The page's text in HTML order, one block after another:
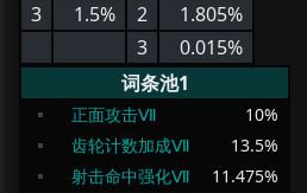
3
1.5% 2
1.805%
3
0.015%
词条池1
正面攻击Ⅶ 10%
齿轮计数加成Ⅶ
13.5%
射击命中强化Ⅶ
11.475%